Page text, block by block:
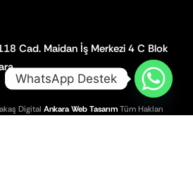
Cad. Maidan İş Merkezi 4 C Blok
Digital Ankara Web Tasarım Tüm Hakları
WhatsApp Destek